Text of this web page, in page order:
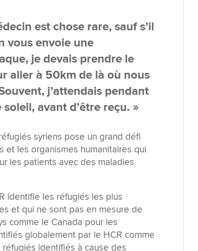
est chose rare, sauf s’il
vous envoie une
je devais prendre le
aller à 50km de là où nous
j’attendais pendant
avant d’être reçu. »
syriens pose un grand défi
et les organismes humanitaires qui
les patients avec des maladies
identifie les réfugiés les plus
et qui ne sont pas en mesure de
comme le Canada pour les
globalement par le HCR comme
identifiés à cause des